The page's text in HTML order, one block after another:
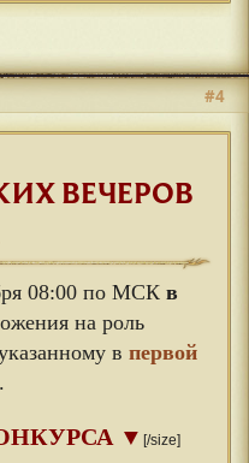
#4
ВЕЧЕРОВ
08:00 по МСК в
на роль
в первой
.
▼ [/size]